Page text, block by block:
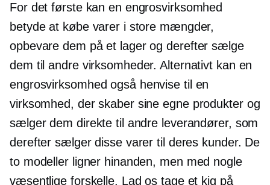
For det første kan en engrosvirksomhed
betyde at købe varer i store mængder,
opbevare dem på et lager og derefter sælge
dem til andre virksomheder. Alternativt kan en
engrosvirksomhed også henvise til en
virksomhed, der skaber sine egne produkter og
sælger dem direkte til andre leverandører, som
derefter sælger disse varer til deres kunder. De
to modeller ligner hinanden, men med nogle
væsentlige forskelle. Lad os tage et kig på